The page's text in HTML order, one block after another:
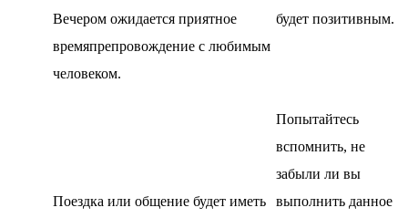
Вечером ожидается приятное
времяпрепровождение с любимым
человеком.
будет позитивным.
Поездка или общение будет иметь
Попытайтесь
вспомнить, не
забыли ли вы
выполнить данное